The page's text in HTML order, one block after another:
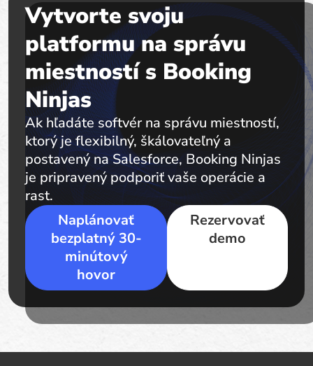
Vytvorte svoju
platformu na správu
miestností s Booking
Ninjas
Ak hľadáte softvér na správu miestností,
ktorý je flexibilný, škálovateľný a
postavený na Salesforce, Booking Ninjas
je pripravený podporiť vaše operácie a
rast.
Naplánovať
bezplatný 30-
minútový
hovor
Rezervovať
demo